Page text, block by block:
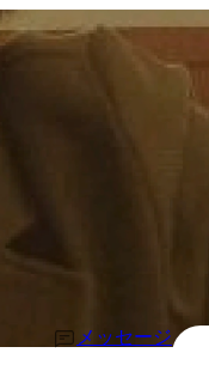
メッセージ